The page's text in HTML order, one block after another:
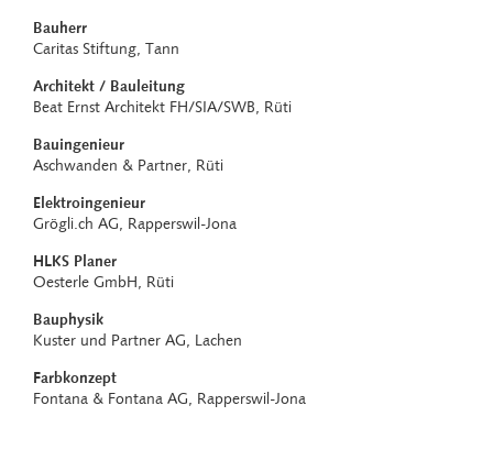
Bauherr
Caritas Stiftung, Tann
Architekt / Bauleitung
Beat Ernst Architekt FH/SIA/SWB, Rüti
Bauingenieur
Aschwanden & Partner, Rüti
Elektroingenieur
Grögli.ch AG, Rapperswil-Jona
HLKS Planer
Oesterle GmbH, Rüti
Bauphysik
Kuster und Partner AG, Lachen
Farbkonzept
Fontana & Fontana AG, Rapperswil-Jona